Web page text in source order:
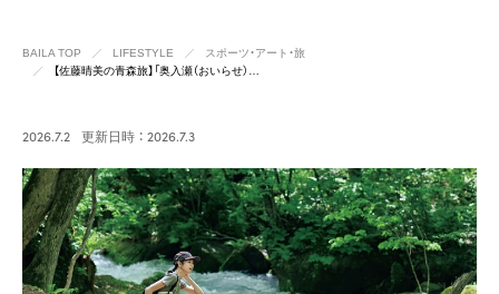
BAILA TOP LIFESTYLE
スポーツ・アート・旅
【佐藤晴美の青森旅】「奥入瀬（おいらせ）…
2026.7.2 更新日時 ： 2026.7.3